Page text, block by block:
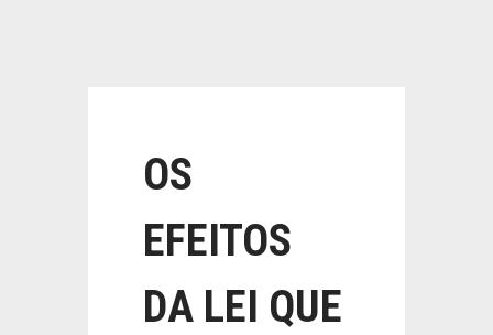
OS
EFEITOS
DA LEI QUE